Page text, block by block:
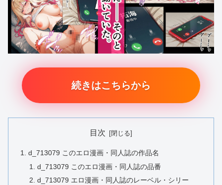
続きはこちらから
目次
d_713079 このエロ漫画・同人誌の作品名
d_713079 このエロ漫画・同人誌の品番
d_713079 エロ漫画・同人誌のレーベル・シリー